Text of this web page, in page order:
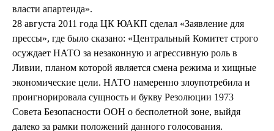
власти апартеида».
28 августа 2011 года ЦК ЮАКП сделал «Заявление для
прессы», где было сказано: «Центральный Комитет строго
осуждает НАТО за незаконную и агрессивную роль в
Ливии, планом которой является смена режима и хищные
экономические цели. НАТО намеренно злоупотребила и
проигнорировала сущность и букву Резолюции 1973
Совета Безопасности ООН о бесполетной зоне, выйдя
далеко за рамки положений данного голосования.